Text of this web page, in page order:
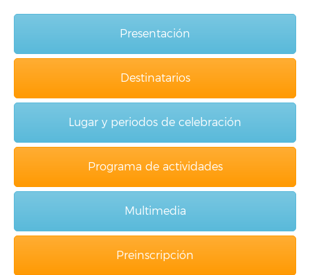
Presentación
Destinatarios
Lugar y periodos de celebración
Programa de actividades
Multimedia
Preinscripción